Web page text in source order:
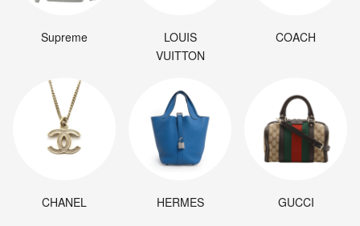
Supreme
LOUIS
VUITTON
COACH
CHANEL HERMES GUCCI